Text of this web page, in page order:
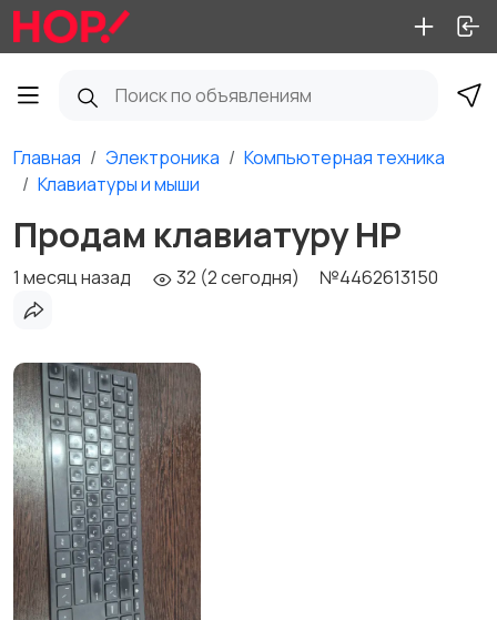
Главная Электроника
Компьютерная техника
Клавиатуры и мыши
Продам клавиатуру HP
1 месяц назад 32 (2 сегодня) №4462613150